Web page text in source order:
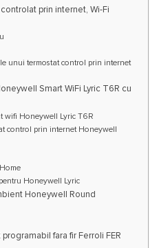
prin internet, Wi-Fi
unui termostat control prin internet
Smart WiFi Lyric T6R cu
wifi Honeywell Lyric T6R
control prin internet Honeywell
Honeywell Lyric
Honeywell Round
fara fir Ferroli FER